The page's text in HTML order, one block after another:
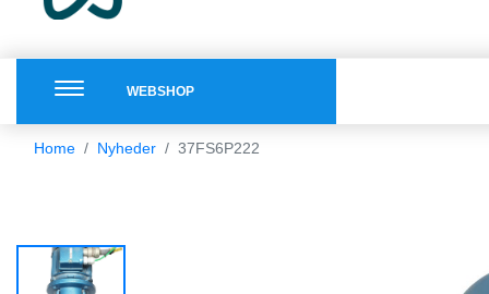
WEBSHOP
Home Nyheder 37FS6P222